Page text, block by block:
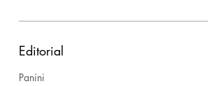
Editorial
Panini